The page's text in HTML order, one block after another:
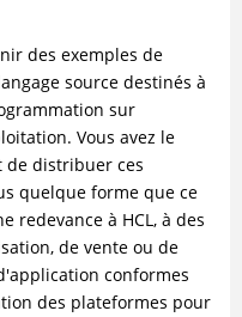
des exemples de
source destinés à
sur
Vous avez le
de distribuer ces
quelque forme que ce
redevance à HCL, à des
de vente ou de
conformes
des plateformes pour